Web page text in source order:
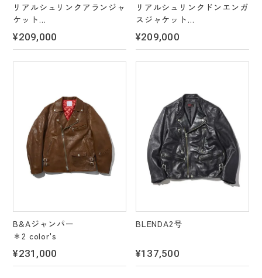
リアルシュリンクアランジャ
ケット
＊2 color's
¥209,000
リアルシュリンクドンエンガ
スジャケット
＊2 color's
¥209,000
B&Aジャンパー
＊2 color's
¥231,000
BLENDA2号
¥137,500